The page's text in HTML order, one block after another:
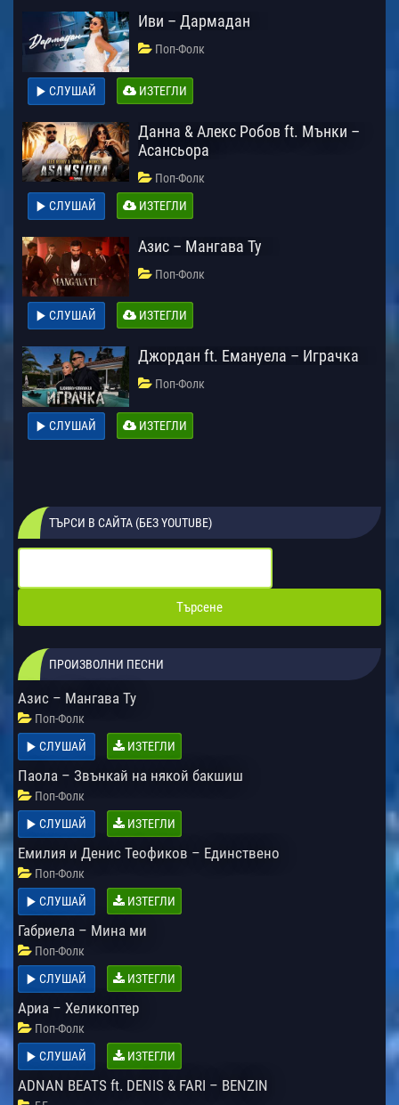
Иви – Дармадан
Поп-Фолк
СЛУШАЙ ИЗТЕГЛИ
Данна & Алекс Робов ft. Мънки –
Асансьора
Поп-Фолк
СЛУШАЙ
ИЗТЕГЛИ
Азис – Мангава Ту
Поп-Фолк
СЛУШАЙ ИЗТЕГЛИ
Джордан ft. Емануела – Играчка
Поп-Фолк
СЛУШАЙ ИЗТЕГЛИ
ТЪРСИ В САЙТА (БЕЗ YOUTUBE)
ПРОИЗВОЛНИ ПЕСНИ
Азис – Мангава Ту
Поп-Фолк
СЛУШАЙ
ИЗТЕГЛИ
Паола – Звънкай на някой бакшиш
Поп-Фолк
СЛУШАЙ
ИЗТЕГЛИ
Емилия и Денис Теофиков – Единствено
Поп-Фолк
СЛУШАЙ
ИЗТЕГЛИ
Габриела – Мина ми
Поп-Фолк
СЛУШАЙ
ИЗТЕГЛИ
Ариа – Хеликоптер
Поп-Фолк
СЛУШАЙ
ИЗТЕГЛИ
ADNAN BEATS ft. DENIS & FARI – BENZIN